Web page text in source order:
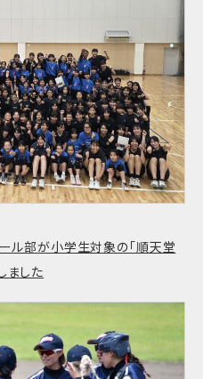
ル部が小学生対象の「順天堂
ました